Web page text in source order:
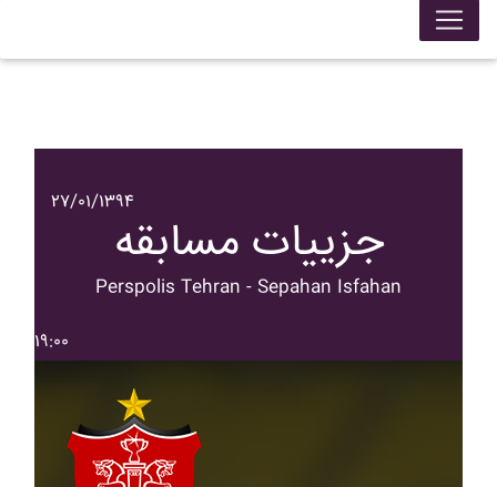
۲۷/۰۱/۱۳۹۴
جزییات مسابقه
Perspolis Tehran - Sepahan Isfahan
۱۹:۰۰